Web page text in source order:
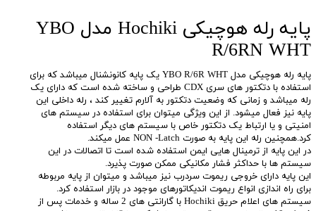
پایه رله هوچیکی Hochiki مدل YBO
R/6RN WHT
پایه رله هوچیکی مدل YBO R/6R WHT یک پایه کانونشنال میباشد که برای
استفاده با دتکتور های سری CDX طراحی و ساخته شده است که دارای یک
رله میباشد و زمانی که وضعیت دتکتور به آلارم تغییر کند ، رله داخلی این
پایه نیز فعال میشود. از این ویژگی میتوان برای استفاده در سیستم های
امنیتی و یا ارتباط یک دتکتور خاص با سیستم های دیگر استفاده
کرد.همچنین رله این پایه به صورت NON -Latch عمل میکند.
در این پایه از ترمینال هایی ایمن استفاده شده است تا اتصالات در این
سیستم ها با حداکثر فشار مکانیکی ممکن صورت پذیرد.
این پایه دارای خروجی ریموت سردرب نیز میباشد و میتوان از پایه مربوطه
برای راه اندازی انواع ریموت اندیکاتورهای موجود در بازار استفاده کرد.
سیستم های اعلام حریق Hochiki با گارانتی های 2 ساله و خدمات پس از